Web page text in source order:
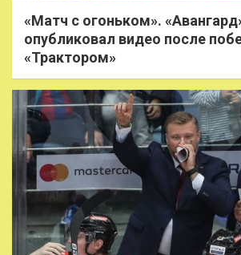
«Матч с огоньком».
опубликовал видео после
«Трактором»